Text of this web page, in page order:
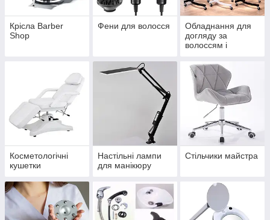
Крісла Barber
Shop
Фени для волосся
Обладнання для
догляду за
волоссям і
процедур
Косметологічні
кушетки
Настільні лампи
для манікюру
Стільчики майстра